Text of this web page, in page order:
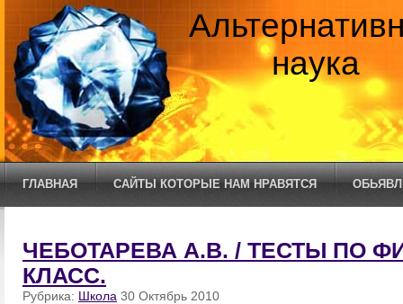
наука
ГЛАВНАЯ САЙТЫ КОТОРЫЕ НАМ НРАВЯТСЯ
ЧЕБОТАРЕВА А.В. / ТЕСТЫ ПО
КЛАСС.
Рубрика: Школа 30 Октябрь 2010